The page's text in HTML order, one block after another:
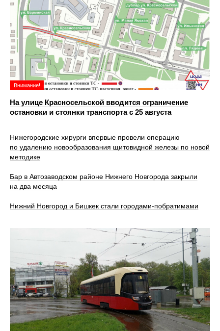
Внимание!
На улице Красносельской вводится ограничение
остановки и стоянки транспорта с 25 августа
Нижегородские хирурги впервые провели операцию
по удалению новообразования щитовидной железы по новой
методике
Бар в Автозаводском районе Нижнего Новгорода закрыли
на два месяца
Нижний Новгород и Бишкек стали городами-побратимами